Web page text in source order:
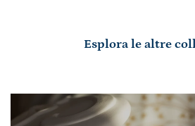
Esplora le altre